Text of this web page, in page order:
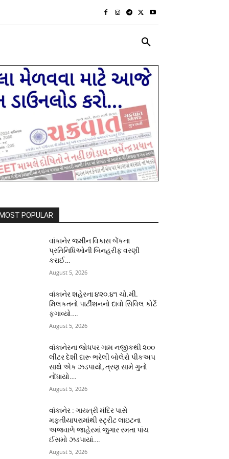
MOST POPULAR
વાંકાનેર જમીન વિકાસ બેંકના
પ્રતિનિધિઓની બિનહરીફ વરણી
કરાઈ…
August 5, 2026
વાંકાનેર શહેરના ૪૨૦.૪૧ ચો.મી.
મિલકતનો પાર્ટીશનનો દાવો સિવિલ કોર્ટે
ફગાવ્યો….
August 5, 2026
વાંકાનેરના જોધપર ગામ નજીકથી ૨૦૦
લીટર દેશી દારૂ ભરેલી બોલેરો પીકઅપ
સાથે એક ઝડપાયો, ત્રણ સામે ગુનો
નોંધાયો….
August 5, 2026
વાંકાનેર : ગાયત્રી મંદિર પાસે
મફતીયાપરામાંથી સ્ટ્રીટ લાઇટના
અજવાળે જાહેરમાં જુગાર રમતા પાંચ
ઈસમો ઝડપાયાં….
August 5, 2026